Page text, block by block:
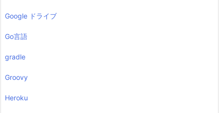
Google ドライブ
Go言語
gradle
Groovy
Heroku